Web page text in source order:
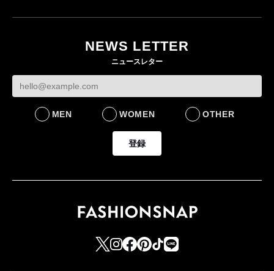
NEWS LETTER
ニュースレター
MEN WOMEN OTHER
登録